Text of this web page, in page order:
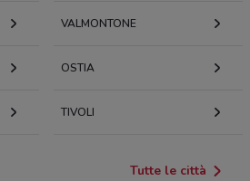
VALMONTONE
OSTIA
TIVOLI
Tutte le città